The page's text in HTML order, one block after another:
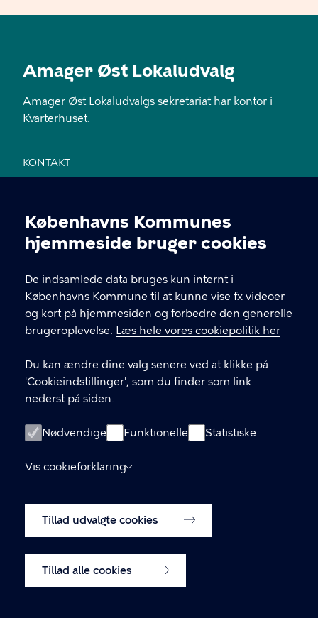
Cookieindstillinger
Københavns Kommunes
hjemmeside bruger cookies
De indsamlede data bruges kun internt i
Københavns Kommune til at kunne vise fx videoer
og kort på hjemmesiden og forbedre den generelle
brugeroplevelse. Læs hele vores cookiepolitik her
Du kan ændre dine valg senere ved at klikke på
'Cookieindstillinger', som du finder som link
nederst på siden.
Nødvendige Funktionelle Statistiske
Vis cookieforklaring
Tillad udvalgte cookies
Tillad alle cookies
Amager Øst Lokaludvalg
Amager Øst Lokaludvalgs sekretariat har kontor i
Kvarterhuset.
KONTAKT
28 11 94 54
EAN nr. 5798009800459
LINKS
Send mail til sekretariatet
Facebook
Instagram
Medlemmernes side
Cookiepolitik
Cookiepolitik
Cookieindstillinger